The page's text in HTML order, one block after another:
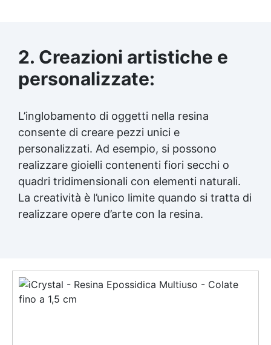
2. Creazioni artistiche e
personalizzate:
L’inglobamento di oggetti nella resina
consente di creare pezzi unici e
personalizzati. Ad esempio, si possono
realizzare gioielli contenenti fiori secchi o
quadri tridimensionali con elementi naturali.
La creatività è l’unico limite quando si tratta di
realizzare opere d’arte con la resina.